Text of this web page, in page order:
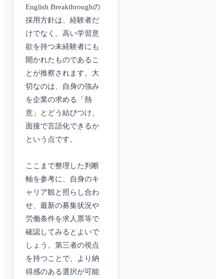
English Breakthroughの
採用方針は、経験者だ
けでなく、高い学習意
欲を持つ未経験者にも
開かれたものであるこ
とが推察されます。大
切なのは、自身の強み
を企業の求める「熱
意」とどう結びつけ、
面接で言語化できるか
という点です。
ここまで整理した判断
軸を参考に、自身のキ
ャリア観と照らし合わ
せ、最新の募集状況や
労働条件を求人票等で
確認してみるとよいで
しょう。第三者の視点
を持つことで、より納
得感のある選択が可能